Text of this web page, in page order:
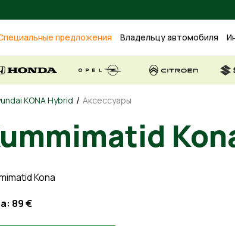
предложения Владельцу автомобиля
KONA Hybrid / Аксессуары
Kona
89 €